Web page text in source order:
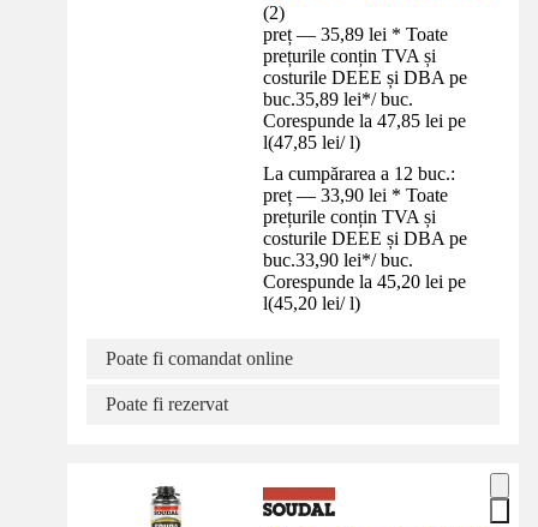
(2)
preț — 35,89 lei * Toate
prețurile conțin TVA și
costurile DEEE și DBA pe
buc.35,89 lei*/ buc.
Corespunde la 47,85 lei pe
l(47,85 lei/ l)
La cumpărarea a 12 buc.:
preț — 33,90 lei * Toate
prețurile conțin TVA și
costurile DEEE și DBA pe
buc.33,90 lei*/ buc.
Corespunde la 45,20 lei pe
l(45,20 lei/ l)
Poate fi comandat online
Poate fi rezervat